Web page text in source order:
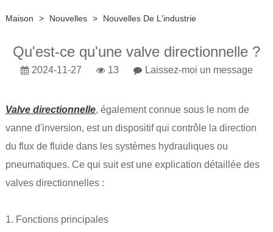
Maison > Nouvelles > Nouvelles De L'industrie
Qu'est-ce qu'une valve directionnelle ?
2024-11-27 13 Laissez-moi un message
Valve directionnelle, également connue sous le nom de
vanne d'inversion, est un dispositif qui contrôle la direction
du flux de fluide dans les systèmes hydrauliques ou
pneumatiques. Ce qui suit est une explication détaillée des
valves directionnelles :
1. Fonctions principales